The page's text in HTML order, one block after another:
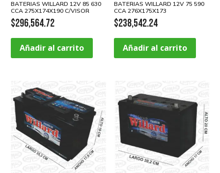
BATERIAS WILLARD 12V 85 630
CCA 275X174X190 C/VISOR
$296,564.72
Añadir al carrito
BATERIAS WILLARD 12V 75 590
CCA 276X175X173
$238,542.24
Añadir al carrito